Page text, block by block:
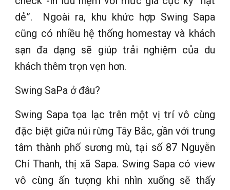
dẻ”. Ngoài ra, khu khức hợp Swing Sapa
cũng có nhiều hệ thống homestay và khách
sạn đa dạng sẽ giúp trải nghiệm của du
khách thêm trọn vẹn hơn.
Swing SaPa ở đâu?
Swing Sapa tọa lạc trên một vị trí vô cùng
đặc biệt giữa núi rừng Tây Bắc, gần với trung
tâm thành phố sương mù, tại số 87 Nguyễn
Chí Thanh, thị xã Sapa. Swing Sapa có view
vô cùng ấn tượng khi nhìn xuống sẽ thấy